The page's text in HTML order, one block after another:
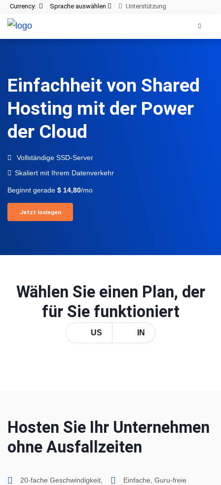
Currency: Sprache auswählen Unterstützung
Einfachheit von Shared
Hosting mit der Power
der Cloud
Vollständige SSD-Server
Skaliert mit Ihrem Datenverkehr
Beginnt gerade $ 14,80/mo
Jetzt loslegen
Wählen Sie einen Plan, der
für Sie funktioniert
US IN
Hosten Sie Ihr Unternehmen
ohne Ausfallzeiten
20-fache Geschwindigkeit,
Einfache, Guru-freie